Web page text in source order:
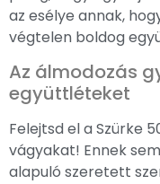
az esélye annak,
végtelen boldog
Az álmodozás
együttléteket
Felejtsd el a Szürke
vágyakat! Ennek
alapuló szeretett